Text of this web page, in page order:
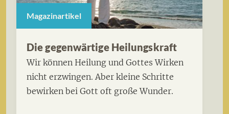
Magazinartikel
Die gegenwärtige Heilungskraft
Wir können Heilung und Gottes Wirken
nicht erzwingen. Aber kleine Schritte
bewirken bei Gott oft große Wunder.